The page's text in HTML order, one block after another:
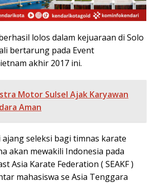
lolos dalam kejuaraan di Solo
bertarung pada Event
akhir 2017 ini.
Motor Sulsel Ajak Karyawan
Aman
ajang seleksi bagi timnas karate
akan mewakili Indonesia pada
Asia Karate Federation ( SEAKF )
mahasiswa se Asia Tenggara